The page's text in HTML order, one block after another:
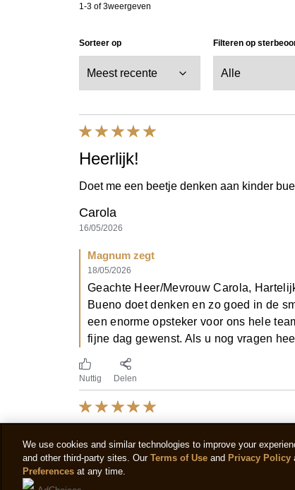
1-3 of3weergeven
Sorteer op Filteren op
Heerlijk!
Doet me een beetje denken aan kinder
Carola
16/05/2026
Magnum zegt
18/05/2026
Geachte Heer/Mevrouw Carola,
Bueno doet denken en zo goed in de
een enorme opsteker voor ons hele
fijne dag gewenst. Als u nog vragen
Nuttig Delen
Heerlijk ijsje
We use cookies and similar technologies to improve your
and other third-party sites. Our Terms of Use and Privacy Policy
Preferences at any time.